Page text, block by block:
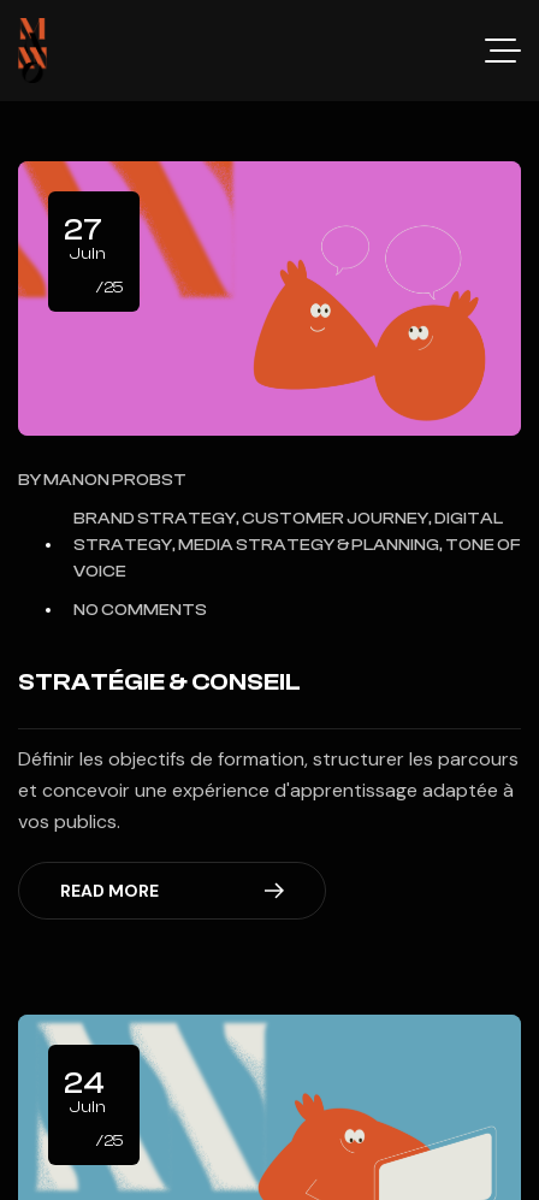
27
Juin
/25
BYMANON PROBST
BRAND STRATEGY, CUSTOMER JOURNEY, DIGITAL
STRATEGY, MEDIA STRATEGY & PLANNING, TONE OF
VOICE
NO COMMENTS
STRATÉGIE & CONSEIL
Définir les objectifs de formation, structurer les parcours
et concevoir une expérience d'apprentissage adaptée à
vos publics.
READ MORE
24
Juin
/25